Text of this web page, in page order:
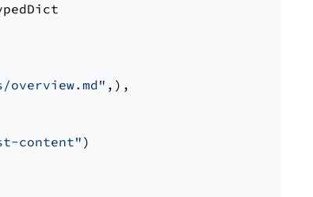
,),
content" )